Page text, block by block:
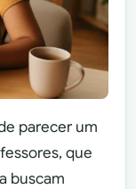
parecer um
que
buscam